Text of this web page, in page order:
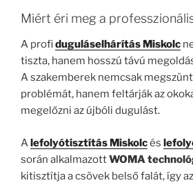
Miért éri meg a
A profiduguláselhárítás Miskolc
tiszta, hanem hosszú távú
A szakemberek nemcsak
problémát, hanem feltárják az
megelőzni az újbóli dugulást.
A lefolyótisztítás Miskolcés
során alkalmazottWOMA
kitisztítja a csövek belső falát, így